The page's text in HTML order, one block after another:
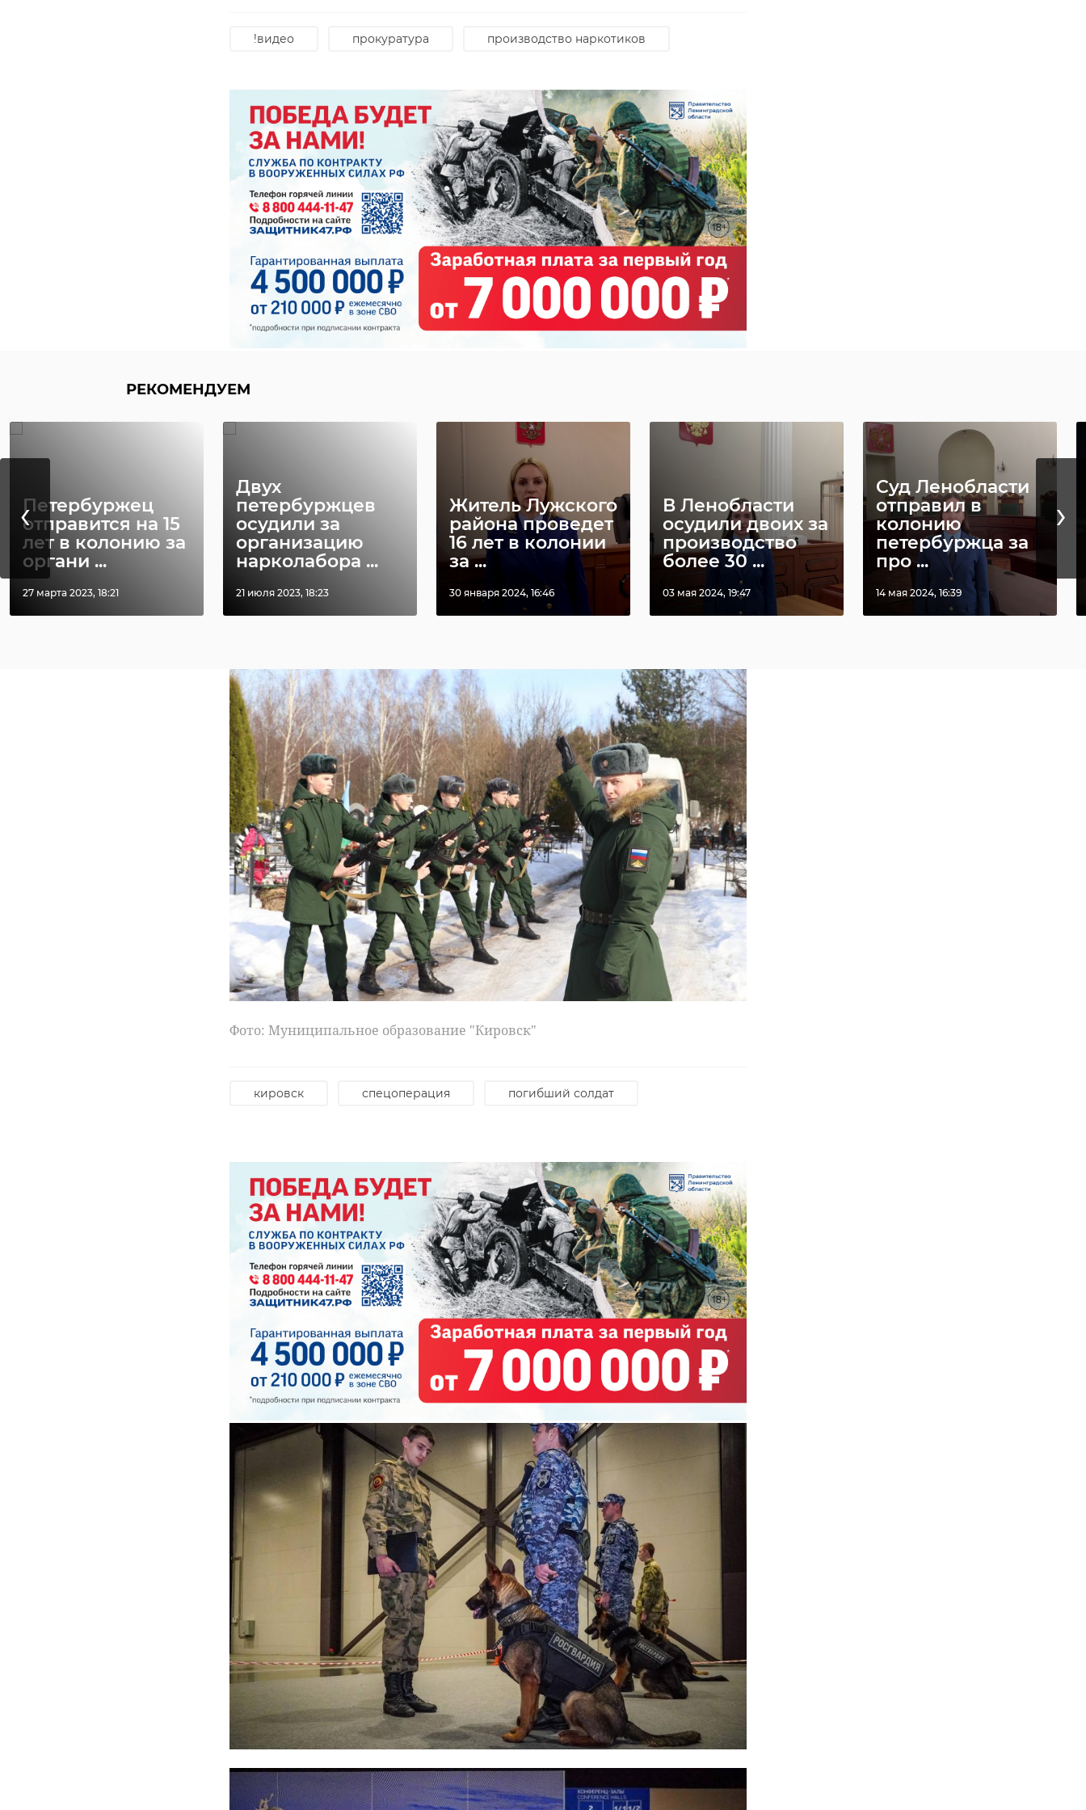
!видео прокуратура производство наркотиков
РЕКОМЕНДУЕМ
Петербуржец
отправится на 15
лет в колонию за
органи ...
27 марта 2023, 18:21
Двух
петербуржцев
осудили за
организацию
нарколабора ...
21 июля 2023, 18:23
Житель Лужского
района проведет
16 лет в колонии
за ...
30 января 2024, 16:46
В Ленобласти
осудили двоих за
производство
более 30 ...
03 мая 2024, 19:47
Суд Ленобласти
отправил в
колонию
петербуржца за
про ...
14 мая 2024, 16:39
‹ ›
Фото: Муниципальное образование "Кировск"
кировск спецоперация погибший солдат